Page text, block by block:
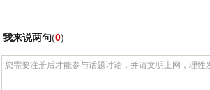
我来说两句(0)